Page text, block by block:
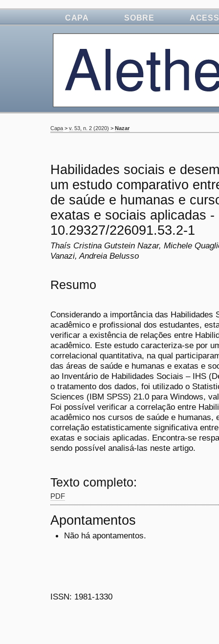
CAPA SOBRE
Capa > v. 53, n. 2 (2020) > Nazar
Habilidades sociais e
um estudo comparativo
de saúde e humanas e
exatas e sociais aplicadas -
10.29327/226091.53.2-1
Thaís Cristina Gutstein Nazar, Michele
Vanazi, Andreia Belusso
Resumo
Considerando a importância das Habilidades
acadêmico e profissional dos estudantes,
verificar a existência de relações entre
acadêmico. Este estudo caracteriza-se por
correlacional quantitativa, na qual
das áreas de saúde e humanas e exatas e
ao Inventário de Habilidades Sociais – IHS
o tratamento dos dados, foi utilizado o
Sciences (IBM SPSS) 21.0 para Windows,
Foi possível verificar a correlação entre
acadêmico nos cursos de saúde e humanas,
correlação estatisticamente significativa
exatas e sociais aplicadas. Encontra-se
sendo possível analisá-las neste artigo.
Texto completo:
PDF
Apontamentos
Não há apontamentos.
ISSN: 1981-1330